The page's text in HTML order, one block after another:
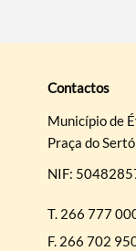
Contactos
Município de
Praça do
NIF:
T. 266 777
F. 266 702